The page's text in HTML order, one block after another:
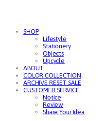
SHOP
Lifestyle
Stationery
Objects
Upcycle
ABOUT
COLOR COLLECTION
ARCHIVE RESET SALE
CUSTOMER SERVICE
Notice
Review
Share Your Idea